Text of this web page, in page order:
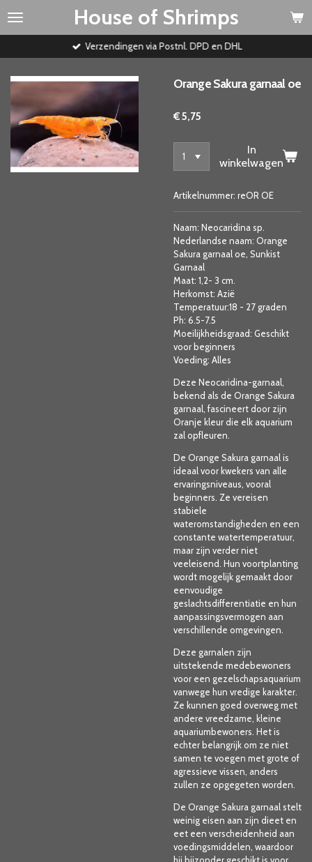
Ga
House of Shrimps
Verzendingen via Postnl. DPD en DHL
Orange Sakura garnaal oe
€ 5,75
In
winkelwagen
Artikelnummer: reOR OE
Naam: Neocaridina sp.
Nederlandse naam: Orange
Sakura garnaal oe, Sunkist
Garnaal
Maat: 1,2- 3 cm.
Herkomst: Azië
Temperatuur:18 - 27 graden
Ph: 6.5-7.5
Moeilijkheidsgraad: Geschikt
voor beginners
Voeding: Alles
Deze Neocaridina-garnaal,
bekend als de Orange Sakura
garnaal, fascineert door zijn
Oranje kleur die elk aquarium
zal opfleuren.
De Orange Sakura garnaal is
ideaal voor kwekers van alle
ervaringsniveaus, vooral
beginners. Ze vereisen
stabiele
wateromstandigheden en een
constante watertemperatuur,
maar zijn verder niet
veeleisend. Hun voortplanting
wordt mogelijk gemaakt door
eenvoudige
geslachtsdifferentiatie en hun
aanpassingsvermogen aan
verschillende omgevingen.
Deze garnalen zijn
uitstekende medebewoners
voor een gezelschapsaquarium
vanwege hun vredige karakter.
Ze kunnen goed overweg met
andere vreedzame, kleine
aquariumbewoners. Het is
echter belangrijk om ze niet
samen te voegen met grote of
agressieve vissen, anders
zullen ze opgegeten worden.
De Orange Sakura garnaal stelt
weinig eisen aan zijn dieet en
eet een verscheidenheid aan
voedingsmiddelen, waardoor
hij bijzonder geschikt is voor